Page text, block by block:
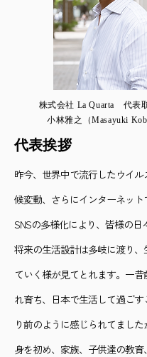
株式会社 La Quarta 代表
小林雅之（Masayuki
代表挨拶
昨今、世界中で流行したウイ
候変動、さらにインターネッ
SNSの多様化により、皆様の日
将来の生活設計は多岐に渡り、
ていく様が見てとれます。一
れ育ち、日本で生活して過ごす
り前のように感じられてまし
身を初め、家族、子供達の教育